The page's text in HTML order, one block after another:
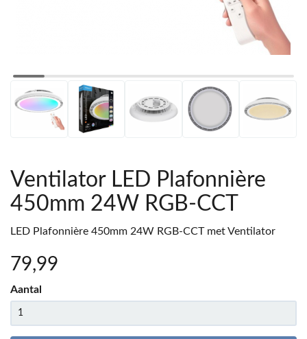
Ventilator LED Plafonnière
450mm 24W RGB-CCT
LED Plafonnière 450mm 24W RGB-CCT met Ventilator
79,99
Aantal